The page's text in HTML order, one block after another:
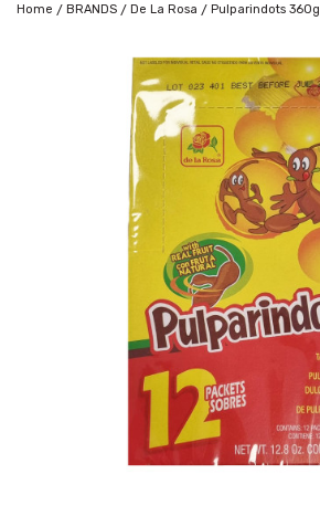
Home / BRANDS / De La Rosa / Pulparindots 360g